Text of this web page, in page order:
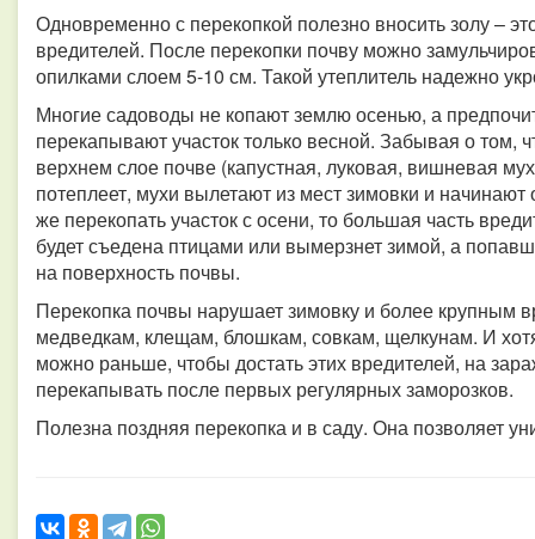
Одновременно с перекопкой полезно вносить золу –
вредителей. После перекопки почву можно
опилками слоем 5-10 см. Такой утеплитель надежно
Многие садоводы не копают землю осенью, а
перекапывают участок только весной. Забывая о том,
верхнем слое почве (капустная, луковая, вишневая
потеплеет, мухи вылетают из мест зимовки и
же перекопать участок с осени, то большая часть
будет съедена птицами или вымерзнет зимой, а
на поверхность почвы.
Перекопка почвы нарушает зимовку и более крупным
медведкам, клещам, блошкам, совкам, щелкунам. И
можно раньше, чтобы достать этих вредителей, на
перекапывать после первых регулярных заморозков.
Полезна поздняя перекопка и в саду. Она позволяет